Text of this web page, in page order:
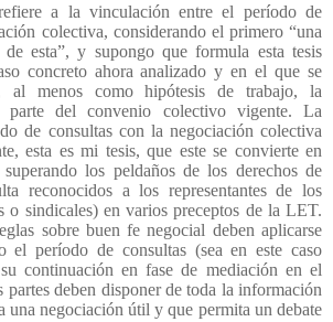
a la vinculación entre el período de
colectiva, considerando el primero “una
de esta”, y supongo que formula esta tesis
concreto ahora analizado y en el que se
al menos como hipótesis de trabajo, la
parte del convenio colectivo vigente. La
de consultas con la negociación colectiva
esta es mi tesis, que este se convierte en
los peldaños de los derechos de
reconocidos a los representantes de los
o sindicales) en varios preceptos de la LET.
sobre buen fe negocial deben aplicarse
el período de consultas (sea en este caso
continuación en fase de mediación en el
deben disponer de toda la información
una negociación útil y que permita un debate